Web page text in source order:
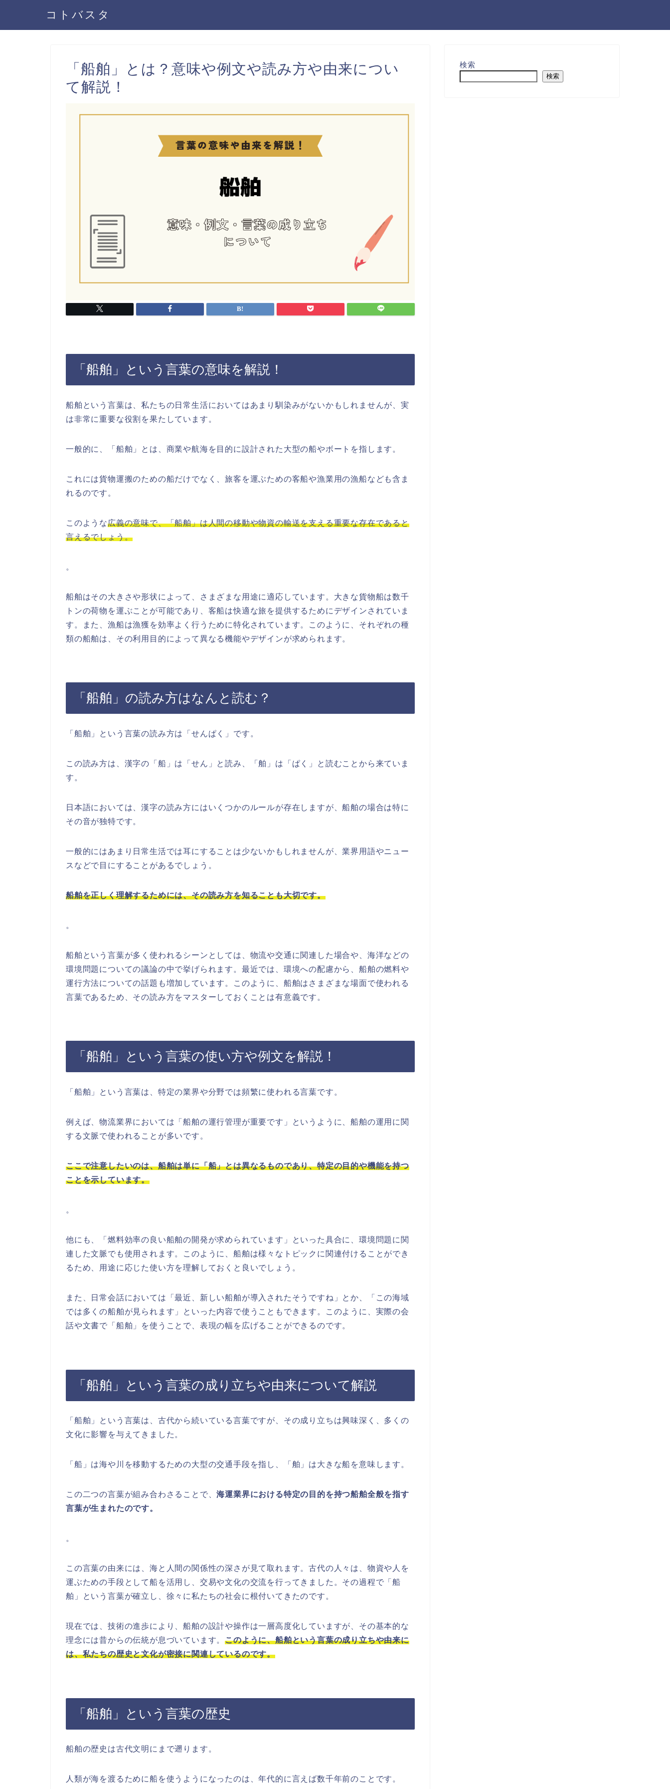
コトバスタ
「船舶」とは？意味や例文や読み方や由来につい
て解説！
「船舶」という言葉の意味を解説！
船舶という言葉は、私たちの日常生活においてはあまり馴染みがないかもしれませんが、実
は非常に重要な役割を果たしています。
一般的に、「船舶」とは、商業や航海を目的に設計された大型の船やボートを指します。
これには貨物運搬のための船だけでなく、旅客を運ぶための客船や漁業用の漁船なども含ま
れるのです。
このような広義の意味で、「船舶」は人間の移動や物資の輸送を支える重要な存在であると
言えるでしょう。
。
船舶はその大きさや形状によって、さまざまな用途に適応しています。大きな貨物船は数千
トンの荷物を運ぶことが可能であり、客船は快適な旅を提供するためにデザインされていま
す。また、漁船は漁獲を効率よく行うために特化されています。このように、それぞれの種
類の船舶は、その利用目的によって異なる機能やデザインが求められます。
「船舶」の読み方はなんと読む？
「船舶」という言葉の読み方は「せんぱく」です。
この読み方は、漢字の「船」は「せん」と読み、「舶」は「ぱく」と読むことから来ていま
す。
日本語においては、漢字の読み方にはいくつかのルールが存在しますが、船舶の場合は特に
その音が独特です。
一般的にはあまり日常生活では耳にすることは少ないかもしれませんが、業界用語やニュー
スなどで目にすることがあるでしょう。
船舶を正しく理解するためには、その読み方を知ることも大切です。
。
船舶という言葉が多く使われるシーンとしては、物流や交通に関連した場合や、海洋などの
環境問題についての議論の中で挙げられます。最近では、環境への配慮から、船舶の燃料や
運行方法についての話題も増加しています。このように、船舶はさまざまな場面で使われる
言葉であるため、その読み方をマスターしておくことは有意義です。
「船舶」という言葉の使い方や例文を解説！
「船舶」という言葉は、特定の業界や分野では頻繁に使われる言葉です。
例えば、物流業界においては「船舶の運行管理が重要です」というように、船舶の運用に関
する文脈で使われることが多いです。
ここで注意したいのは、船舶は単に「船」とは異なるものであり、特定の目的や機能を持つ
ことを示しています。
。
他にも、「燃料効率の良い船舶の開発が求められています」といった具合に、環境問題に関
連した文脈でも使用されます。このように、船舶は様々なトピックに関連付けることができ
るため、用途に応じた使い方を理解しておくと良いでしょう。
また、日常会話においては「最近、新しい船舶が導入されたそうですね」とか、「この海域
では多くの船舶が見られます」といった内容で使うこともできます。このように、実際の会
話や文書で「船舶」を使うことで、表現の幅を広げることができるのです。
「船舶」という言葉の成り立ちや由来について解説
「船舶」という言葉は、古代から続いている言葉ですが、その成り立ちは興味深く、多くの
文化に影響を与えてきました。
「船」は海や川を移動するための大型の交通手段を指し、「舶」は大きな船を意味します。
この二つの言葉が組み合わさることで、海運業界における特定の目的を持つ船舶全般を指す
言葉が生まれたのです。
。
この言葉の由来には、海と人間の関係性の深さが見て取れます。古代の人々は、物資や人を
運ぶための手段として船を活用し、交易や文化の交流を行ってきました。その過程で「船
舶」という言葉が確立し、徐々に私たちの社会に根付いてきたのです。
現在では、技術の進歩により、船舶の設計や操作は一層高度化していますが、その基本的な
理念には昔からの伝統が息づいています。このように、船舶という言葉の成り立ちや由来に
は、私たちの歴史と文化が密接に関連しているのです。
「船舶」という言葉の歴史
船舶の歴史は古代文明にまで遡ります。
人類が海を渡るために船を使うようになったのは、年代的に言えば数千年前のことです。
検索
検索